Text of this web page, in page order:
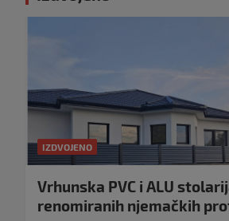
IZDVOJENO
Vrhunska PVC i ALU
renomiranih njemačkih